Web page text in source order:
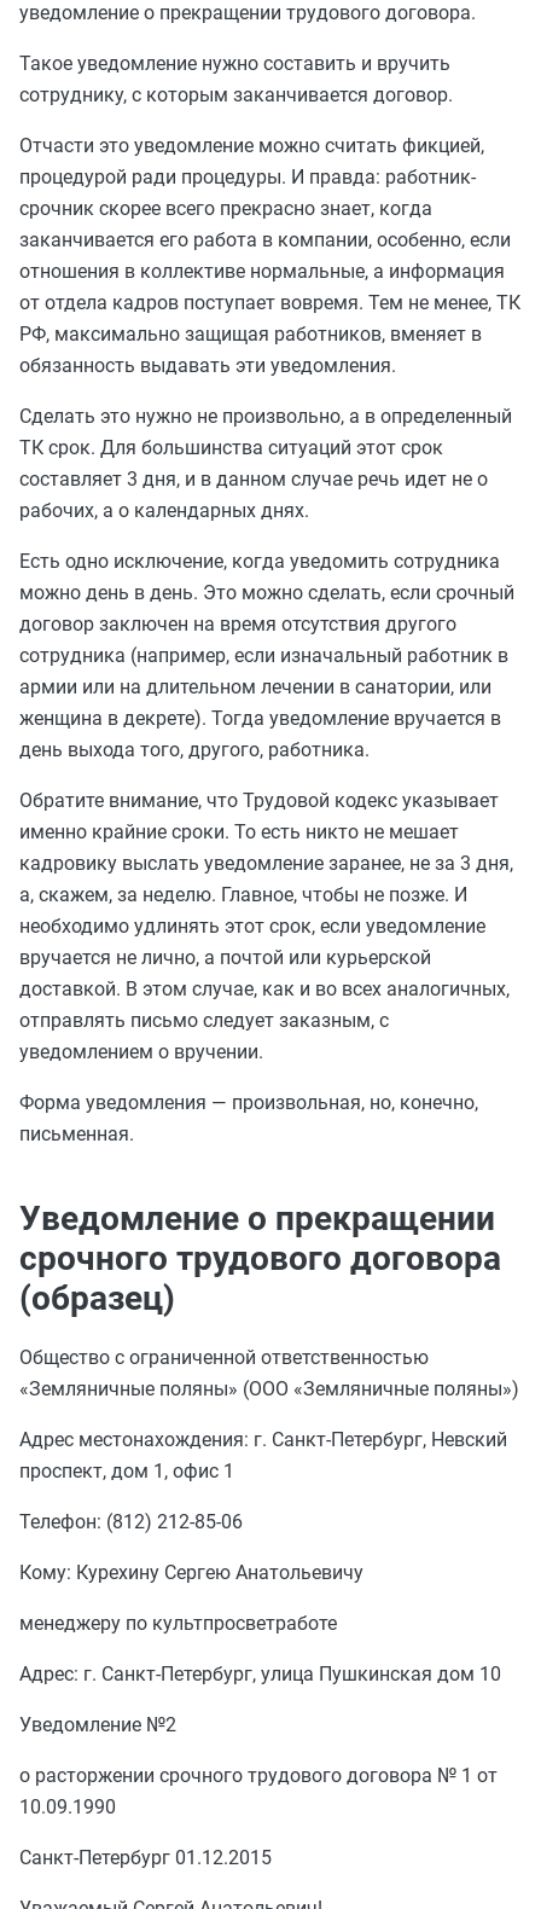
уведомление о прекращении трудового договора.
Такое уведомление нужно составить и вручить
сотруднику, с которым заканчивается договор.
Отчасти это уведомление можно считать фикцией,
процедурой ради процедуры. И правда: работник-
срочник скорее всего прекрасно знает, когда
заканчивается его работа в компании, особенно, если
отношения в коллективе нормальные, а информация
от отдела кадров поступает вовремя. Тем не менее, ТК
РФ, максимально защищая работников, вменяет в
обязанность выдавать эти уведомления.
Сделать это нужно не произвольно, а в определенный
ТК срок. Для большинства ситуаций этот срок
составляет 3 дня, и в данном случае речь идет не о
рабочих, а о календарных днях.
Есть одно исключение, когда уведомить сотрудника
можно день в день. Это можно сделать, если срочный
договор заключен на время отсутствия другого
сотрудника (например, если изначальный работник в
армии или на длительном лечении в санатории, или
женщина в декрете). Тогда уведомление вручается в
день выхода того, другого, работника.
Обратите внимание, что Трудовой кодекс указывает
именно крайние сроки. То есть никто не мешает
кадровику выслать уведомление заранее, не за 3 дня,
а, скажем, за неделю. Главное, чтобы не позже. И
необходимо удлинять этот срок, если уведомление
вручается не лично, а почтой или курьерской
доставкой. В этом случае, как и во всех аналогичных,
отправлять письмо следует заказным, с
уведомлением о вручении.
Форма уведомления — произвольная, но, конечно,
письменная.
Уведомление о прекращении
срочного трудового договора
(образец)
Общество с ограниченной ответственностью
«Земляничные поляны» (ООО «Земляничные поляны»)
Адрес местонахождения: г. Санкт-Петербург, Невский
проспект, дом 1, офис 1
Телефон: (812) 212-85-06
Кому: Курехину Сергею Анатольевичу
менеджеру по культпросветработе
Адрес: г. Санкт-Петербург, улица Пушкинская дом 10
Уведомление №2
о расторжении срочного трудового договора № 1 от
10.09.1990
Санкт-Петербург 01.12.2015